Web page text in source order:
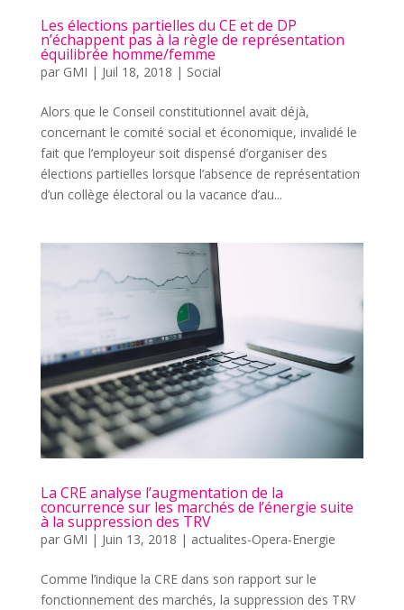
Les élections partielles du CE et de DP
n’échappent pas à la règle de représentation
équilibrée homme/femme
par GMI | Juil 18, 2018 | Social
Alors que le Conseil constitutionnel avait déjà,
concernant le comité social et économique, invalidé le
fait que l’employeur soit dispensé d’organiser des
élections partielles lorsque l’absence de représentation
d’un collège électoral ou la vacance d’au...
La CRE analyse l’augmentation de la
concurrence sur les marchés de l’énergie suite
à la suppression des TRV
par GMI | Juin 13, 2018 | actualites-Opera-Energie
Comme l’indique la CRE dans son rapport sur le
fonctionnement des marchés, la suppression des TRV